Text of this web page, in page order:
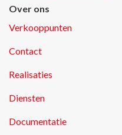
Over ons
Verkooppunten
Contact
Realisaties
Diensten
Documentatie